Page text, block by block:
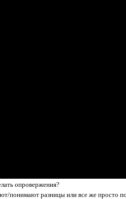
опровержения?
понимают разницы или все же просто